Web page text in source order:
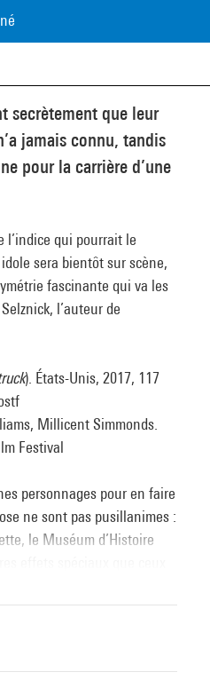
secrètement que leur
jamais connu, tandis
pour la carrière d’une
l’indice qui pourrait le
sera bientôt sur scène,
fascinante qui va les
l’auteur de
). États-Unis, 2017, 117
Millicent Simmonds.
Festival
personnages pour en faire
ne sont pas pusillanimes :
le Muséum d’Histoire
effets spéciaux que ceux
ordinateurs gros comme